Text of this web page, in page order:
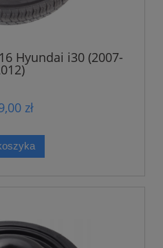
Hyundai i30 (2007-
zł